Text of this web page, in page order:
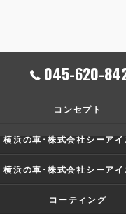
045-620-
コンセプト
コーティング